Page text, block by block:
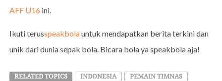
AFF U16 ini.
Ikuti terusspeakbolauntuk mendapatkan berita terkini dan
unik dari dunia sepak bola. Bicara bola ya speakbola aja!
RELATED TOPICS INDONESIA
PEMAIN TIMNAS